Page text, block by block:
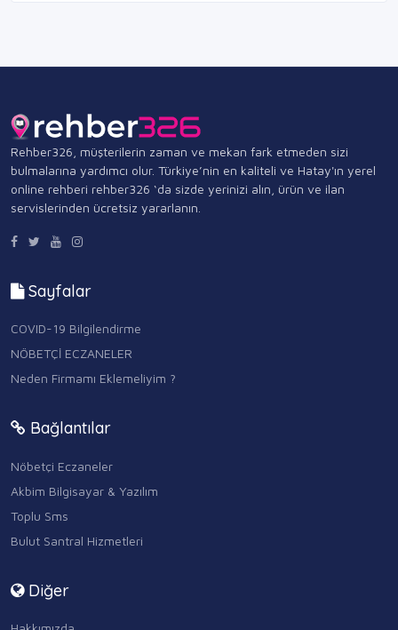
Rehber326, müşterilerin zaman ve mekan fark etmeden sizi
bulmalarına yardımcı olur. Türkiye’nin en kaliteli ve Hatay'ın yerel
online rehberi rehber326 ‘da sizde yerinizi alın, ürün ve ilan
servislerinden ücretsiz yararlanın.
Sayfalar
COVID-19 Bilgilendirme
NÖBETÇİ ECZANELER
Neden Firmamı Eklemeliyim ?
Bağlantılar
Nöbetçi Eczaneler
Akbim Bilgisayar & Yazılım
Toplu Sms
Bulut Santral Hizmetleri
Diğer